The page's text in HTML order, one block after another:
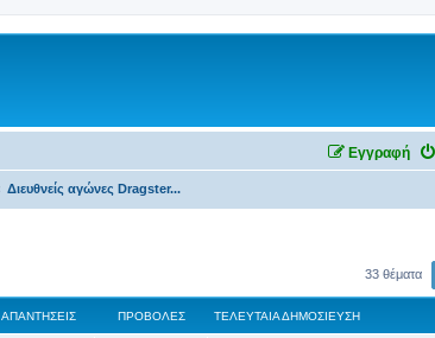
Εγγραφή
Διευθνείς αγώνες Dragster...
33 θέματα
ΑΠΑΝΤΉΣΕΙΣ ΠΡΟΒΟΛΈΣ ΤΕΛΕΥΤΑΊΑ ΔΗΜΟΣΊΕΥΣΗ